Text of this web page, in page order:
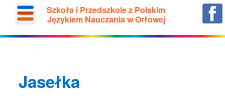
Szkoła i Przedszkole z Polskim
Językiem Nauczania w Orłowej
Jasełka